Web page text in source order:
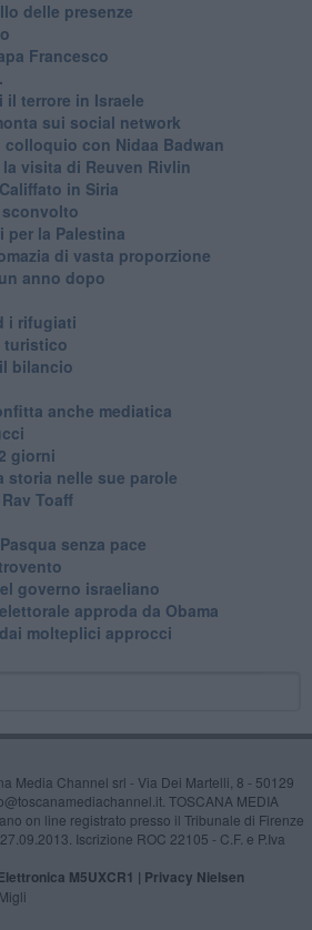
delle presenze
Francesco
il terrore in Israele
sui social network
colloquio con Nidaa Badwan
visita di Reuven Rivlin
in Siria
la Palestina
di vasta proporzione
anno dopo
i rifugiati
turistico
bilancio
anche mediatica
giorni
storia nelle sue parole
Toaff
senza pace
governo israeliano
approda da Obama
molteplici approcci
Media Channel srl - Via Dei Martelli, 8 - 50129
TOSCANA MEDIA
on line registrato presso il Tribunale di Firenze
Iscrizione ROC 22105 - C.F. e P.Iva
M5UXCR1 | Privacy Nielsen